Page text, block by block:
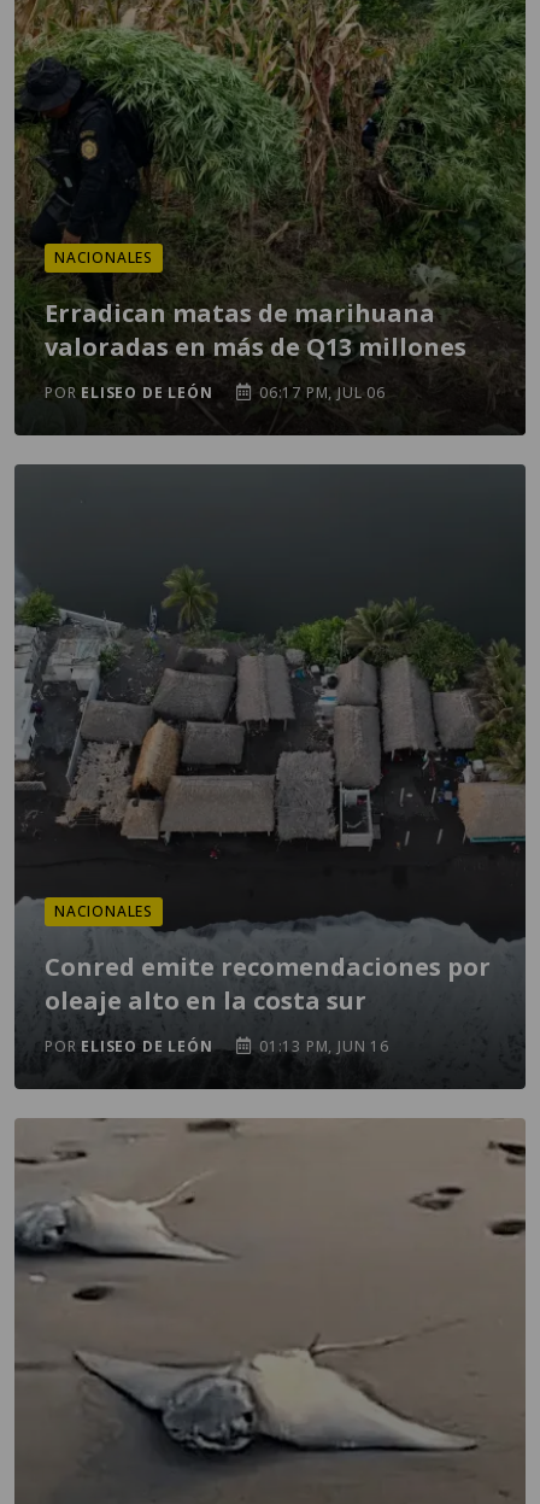
NACIONALES
Erradican matas de marihuana
valoradas en más de Q13 millones
POR ELISEO DE LEÓN 06:17 PM, JUL 06
NACIONALES
Conred emite recomendaciones por
oleaje alto en la costa sur
POR ELISEO DE LEÓN 01:13 PM, JUN 16